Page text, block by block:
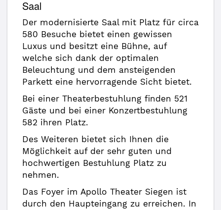
Saal
Der modernisierte Saal mit Platz für circa
580 Besuche bietet einen gewissen
Luxus und besitzt eine Bühne, auf
welche sich dank der optimalen
Beleuchtung und dem ansteigenden
Parkett eine hervorragende Sicht bietet.
Bei einer Theaterbestuhlung finden 521
Gäste und bei einer Konzertbestuhlung
582 ihren Platz.
Des Weiteren bietet sich Ihnen die
Möglichkeit auf der sehr guten und
hochwertigen Bestuhlung Platz zu
nehmen.
Das Foyer im Apollo Theater Siegen ist
durch den Haupteingang zu erreichen. In